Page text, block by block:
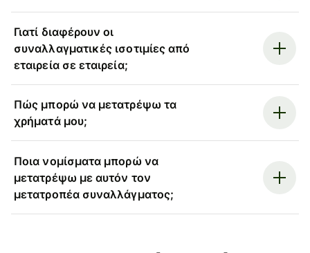
Γιατί διαφέρουν οι
συναλλαγματικές ισοτιμίες από
εταιρεία σε εταιρεία;
Πώς μπορώ να μετατρέψω τα
χρήματά μου;
Ποια νομίσματα μπορώ να
μετατρέψω με αυτόν τον
μετατροπέα συναλλάγματος;